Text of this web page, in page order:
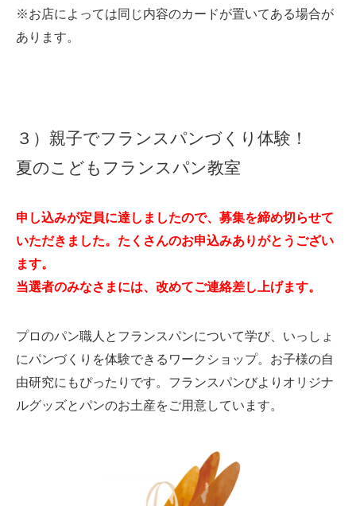
※お店によっては同じ内容のカードが置いてある場合が
あります。
３）親子でフランスパンづくり体験！
夏のこどもフランスパン教室
申し込みが定員に達しましたので、募集を締め切らせて
いただきました。たくさんのお申込みありがとうござい
ます。
当選者のみなさまには、改めてご連絡差し上げます。
プロのパン職人とフランスパンについて学び、いっしょ
にパンづくりを体験できるワークショップ。お子様の自
由研究にもぴったりです。フランスパンびよりオリジナ
ルグッズとパンのお土産をご用意しています。